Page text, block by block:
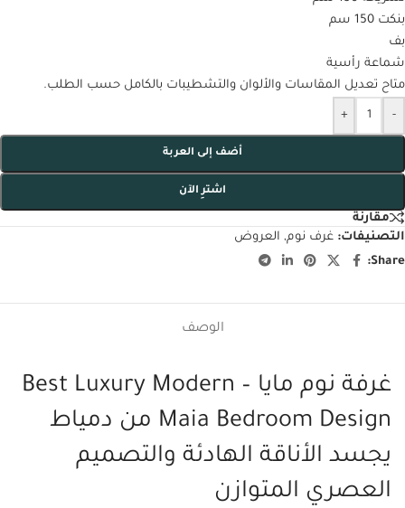
بنكت 150 سم
بف
شماعة رأسية
متاح تعديل المقاسات والألوان والتشطيبات بالكامل حسب الطلب.
-
+
أضف إلى العربة
اشترِ الآن
مقارنة
التصنيفات: غرف نوم, العروض
Share:
الوصف
غرفة نوم مايا – Best Luxury Modern
Maia Bedroom Design من دمياط
يجسد الأناقة الهادئة والتصميم
العصري المتوازن